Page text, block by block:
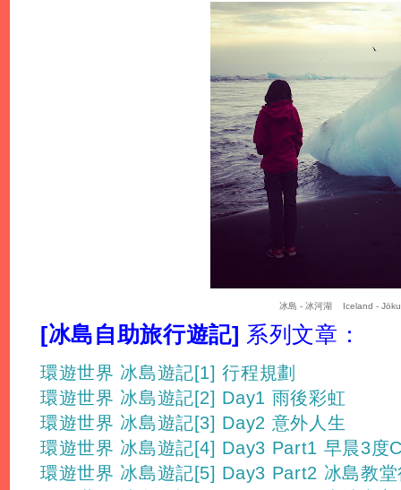
冰島 - 冰河湖 Iceland -
[冰島自助旅行遊記] 系列文章：
環遊世界 冰島遊記[1] 行程規劃
環遊世界 冰島遊記[2] Day1 雨後彩虹
環遊世界 冰島遊記[3] Day2 意外人生
環遊世界 冰島遊記[4] Day3 Part1 早晨3度
環遊世界 冰島遊記[5] Day3 Part2 冰島教